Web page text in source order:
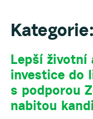
Kategorie:
Lepší životní
investice do
s podporou
nabitou